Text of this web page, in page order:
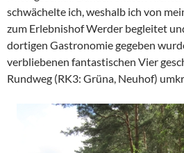
schwächelte ich, weshalb ich von
zum Erlebnishof Werder begleitet
dortigen Gastronomie gegeben
verbliebenen fantastischen Vier
Rundweg (RK3: Grüna, Neuhof)